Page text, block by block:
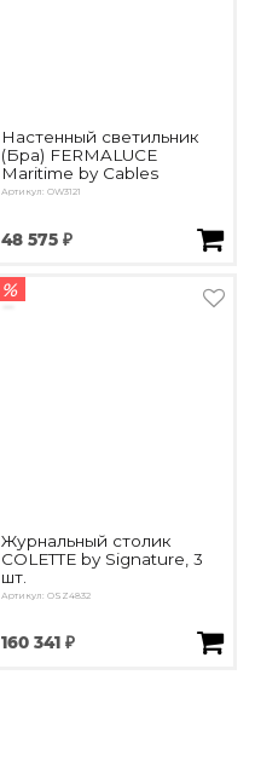
Настенный светильник
(Бра) FERMALUCE
Maritime by Cables
Артикул: OW3121
48 575 ₽
%
Журнальный столик
COLETTE by Signature, 3
шт.
Артикул: OSZ4832
160 341 ₽